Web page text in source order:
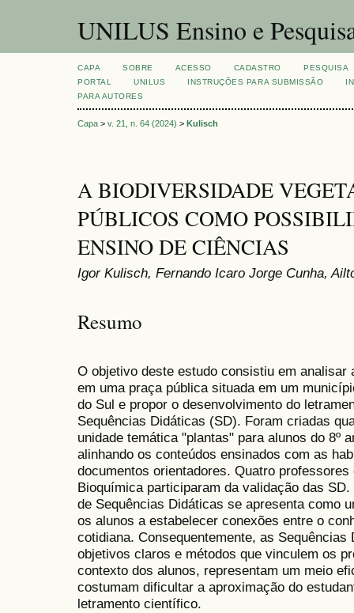
UNILUS Ensino e
CAPA SOBRE ACESSO CADASTRO
PESQUISA
PORTAL
UNILUS INSTRUÇÕES PARA SUBMISSÃO
PARA AUTORES
Capa > v. 21, n. 64 (2024) > Kulisch
A BIODIVERSIDADE
PÚBLICOS COMO
ENSINO DE CIÊNCIAS
Igor Kulisch, Fernando Icaro Jorge Cunha,
Resumo
O objetivo deste estudo consistiu em analisar
em uma praça pública situada em um
do Sul e propor o desenvolvimento do
Sequências Didáticas (SD). Foram criadas
unidade temática "plantas" para alunos do 8º
alinhando os conteúdos ensinados com as
documentos orientadores. Quatro
Bioquímica participaram da validação das
de Sequências Didáticas se apresenta como
os alunos a estabelecer conexões entre o
cotidiana. Consequentemente, as
objetivos claros e métodos que vinculem os
contexto dos alunos, representam um meio
costumam dificultar a aproximação do
letramento científico.